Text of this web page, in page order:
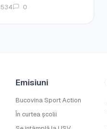
534 0
Emisiuni
Bucovina Sport Action
În curtea școlii